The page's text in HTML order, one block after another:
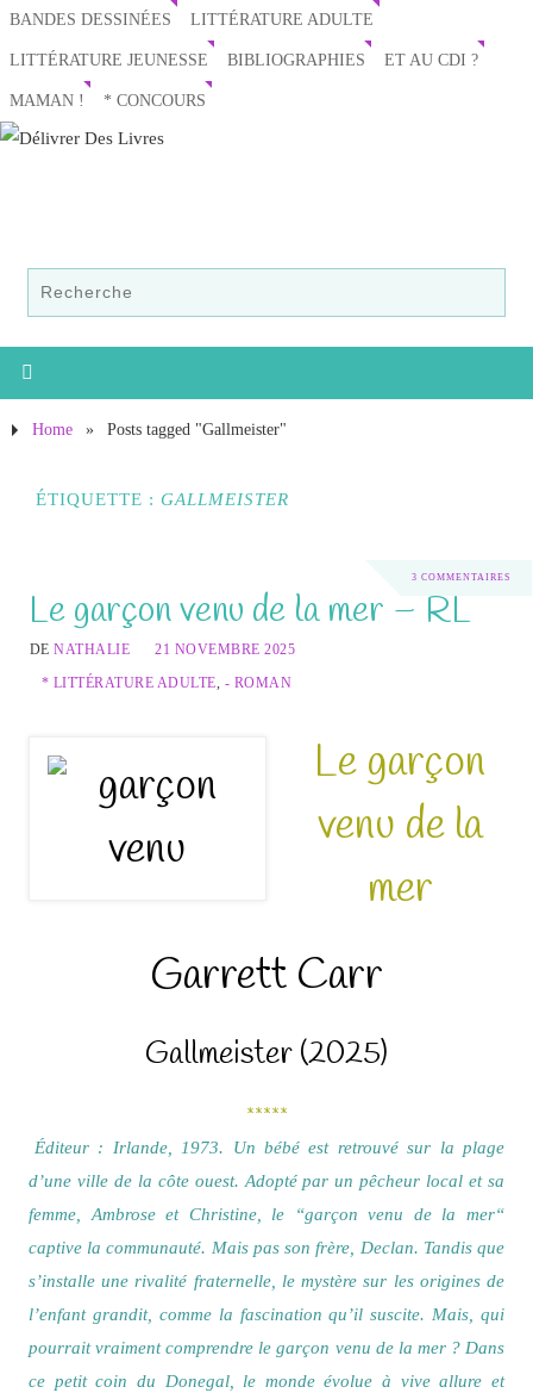
BANDES DESSINÉES LITTÉRATURE ADULTE
LITTÉRATURE JEUNESSE BIBLIOGRAPHIES ET AU CDI ?
MAMAN ! * CONCOURS
Home » Posts tagged "Gallmeister"
ÉTIQUETTE : GALLMEISTER
3 COMMENTAIRES
Le garçon venu de la mer – RL
DENATHALIE
21 NOVEMBRE 2025
* LITTÉRATURE ADULTE, - ROMAN
Le garçon
venu de la
mer
Garrett Carr
Gallmeister (2025)
*****
Éditeur : Irlande, 1973. Un bébé est retrouvé sur la plage
d’une ville de la côte ouest. Adopté par un pêcheur local et sa
femme, Ambrose et Christine, le “garçon venu de la mer“
captive la communauté. Mais pas son frère, Declan. Tandis que
s’installe une rivalité fraternelle, le mystère sur les origines de
l’enfant grandit, comme la fascination qu’il suscite. Mais, qui
pourrait vraiment comprendre le garçon venu de la mer ? Dans
ce petit coin du Donegal, le monde évolue à vive allure et